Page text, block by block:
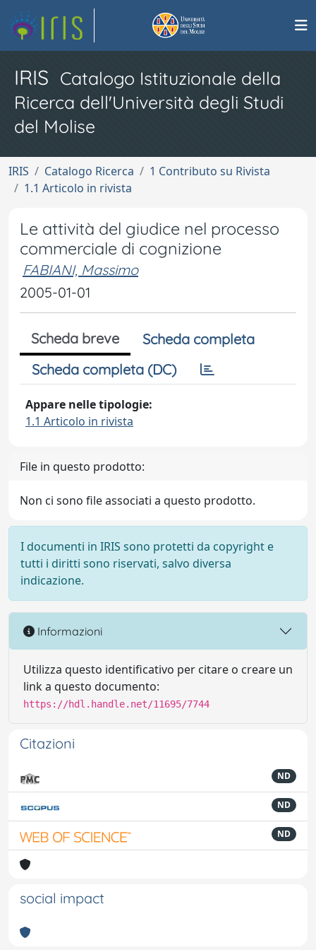
IRIS Catalogo Istituzionale della
Ricerca dell'Università degli Studi
del Molise
IRIS Catalogo Ricerca
1 Contributo su Rivista
1.1 Articolo in rivista
Le attività del giudice nel processo
commerciale di cognizione
FABIANI, Massimo
2005-01-01
Scheda breve
Scheda completa
Scheda completa (DC)
Appare nelle tipologie:
1.1 Articolo in rivista
File in questo prodotto:
Non ci sono file associati a questo prodotto.
I documenti in IRIS sono protetti da copyright e
tutti i diritti sono riservati, salvo diversa
indicazione.
Informazioni
Utilizza questo identificativo per citare o creare un
link a questo documento:
https://hdl.handle.net/11695/7744
Citazioni
ND
ND
ND
social impact